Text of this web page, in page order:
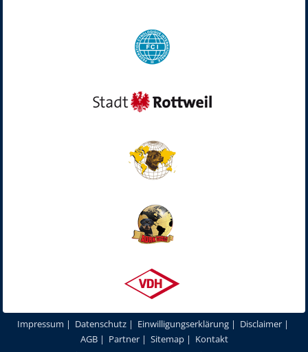
Impressum | Datenschutz | Einwilligungserklärung | Disclaimer |
AGB| Partner| Sitemap| Kontakt